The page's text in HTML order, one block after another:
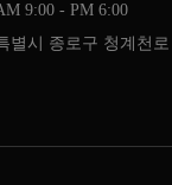
9:00 - PM 6:00
별시 종로구 청계천로